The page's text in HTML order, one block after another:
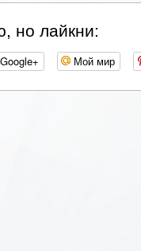
но лайкни:
Google+ Мой мир